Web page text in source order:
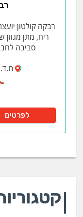
and
, CANopen
מערכות
פתרונות
פתרונות
ממסרות
VIPA
מערכות בקרת הנע
יאסקאווה הינה
רבקה קולטון
ריח, מתן
סביבה
ת.ד. 283, כפר ויתקין 40201
לפרטים